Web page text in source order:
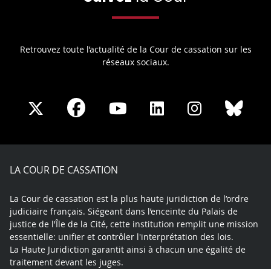
Retrouvez toute l’actualité de la Cour de cassation sur les
réseaux sociaux.
Share
X
Share
Facebook
Share
Youtube
Share
LinkedIn
Share
Instagram
LA COUR DE CASSATION
La Cour de cassation est la plus haute juridiction de l’ordre
judiciaire français. Siégeant dans l’enceinte du Palais de
justice de l'Île de la Cité, cette institution remplit une mission
essentielle: unifier et contrôler l'interprétation des lois.
La Haute Juridiction garantit ainsi à chacun une égalité de
traitement devant les juges.